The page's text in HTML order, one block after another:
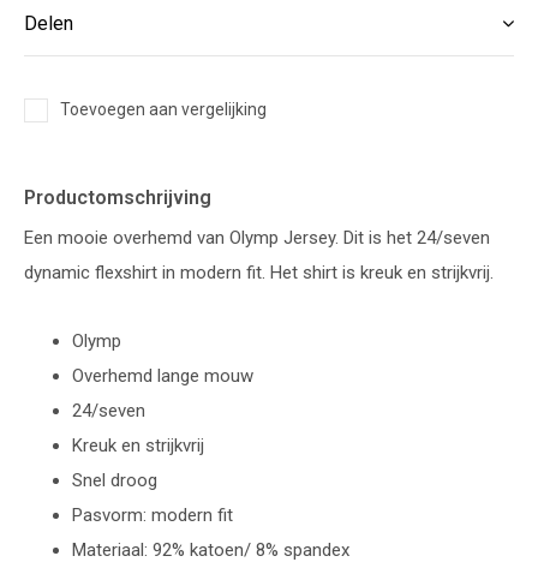
Delen
Toevoegen aan vergelijking
Productomschrijving
Een mooie overhemd van Olymp Jersey. Dit is het 24/seven
dynamic flexshirt in modern fit. Het shirt is kreuk en strijkvrij.
Olymp
Overhemd lange mouw
24/seven
Kreuk en strijkvrij
Snel droog
Pasvorm: modern fit
Materiaal: 92% katoen/ 8% spandex